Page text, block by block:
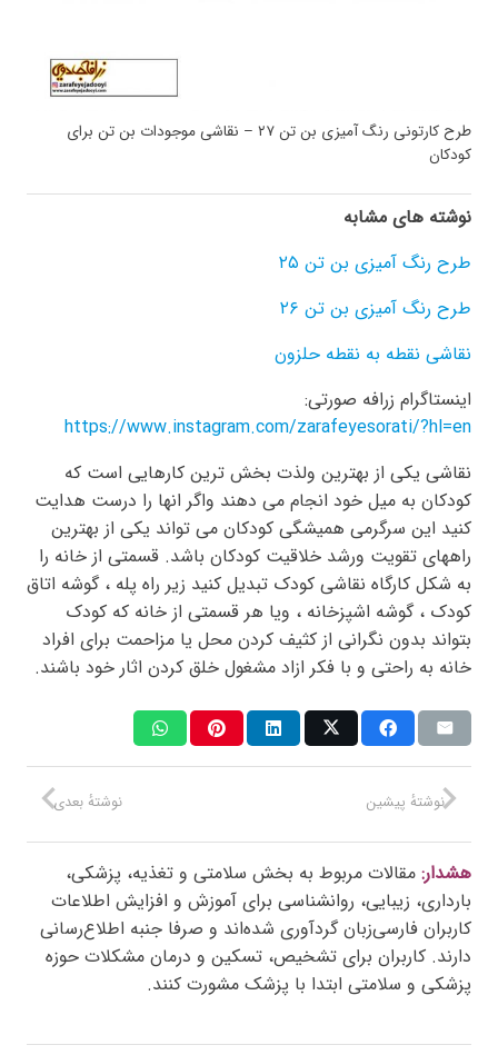
طرح کارتونی رنگ آمیزی بن تن ۲۷ – نقاشی موجودات بن تن برای
کودکان
نوشته های مشابه
طرح رنگ آمیزی بن تن ۲۵
طرح رنگ آمیزی بن تن ۲۶
نقاشی نقطه به نقطه حلزون
اینستاگرام زرافه صورتی:
https://www.instagram.com/zarafeyesorati/?hl=en
نقاشی یکی از بهترین ولذت بخش ترین کارهایی است که
کودکان به میل خود انجام می دهند واگر انها را درست هدایت
کنید این سرگرمی همیشگی کودکان می تواند یکی از بهترین
راههای تقویت ورشد خلاقیت کودکان باشد. قسمتی از خانه را
به شکل کارگاه نقاشی کودک تبدیل کنید زیر راه پله ، گوشه اتاق
کودک ، گوشه اشپزخانه ، ویا هر قسمتی از خانه که کودک
بتواند بدون نگرانی از کثیف کردن محل یا مزاحمت برای افراد
خانه به راحتی و با فکر ازاد مشغول خلق کردن اثار خود باشند.
نوشتهٔ بعدی نوشتهٔ پیشین
هشدار: مقالات مربوط به بخش سلامتی و تغذیه، پزشکی،
بارداری، زیبایی، روانشناسی برای آموزش و افزایش اطلاعات
کاربران فارسی‌زبان گردآوری شده‌اند و صرفا جنبه اطلاع‌رسانی
دارند. کاربران برای تشخیص، تسکین و درمان مشکلات حوزه
پزشکی و سلامتی ابتدا با پزشک مشورت کنند.